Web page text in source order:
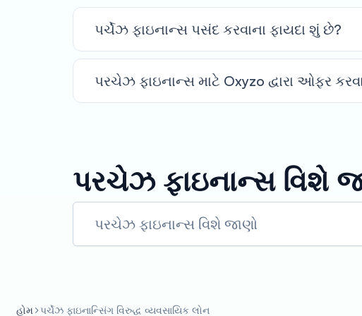
પર્ચેઝ ફાઇનાન્સ પસંદ કરવાના ફાયદા શું છે?
પરચેઝ ફાઇનાન્સ માટે Oxyzo દ્વારા ઓફર
પરચેઝ ફાઇનાન્સ વિશે
પરચેઝ ફાઇનાન્સ વિશે જાણો
હોમ પર્ચેઝ ફાઇનાન્સિંગ વિરુદ્ધ વ્યવસાયિક લોન